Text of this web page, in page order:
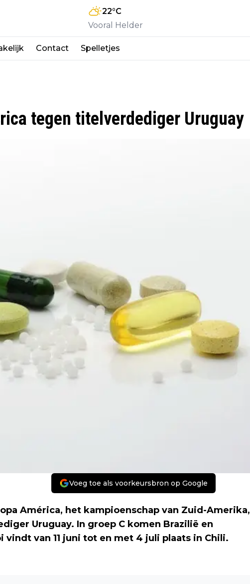
22°C
Vooral Helder
Contact Spelletjes
tegen titelverdediger Uruguay
Voeg toe als voorkeursbron op Google
América, het kampioenschap van Zuid-Amerika,
Uruguay. In groep C komen Brazilië en
van 11 juni tot en met 4 juli plaats in Chili.